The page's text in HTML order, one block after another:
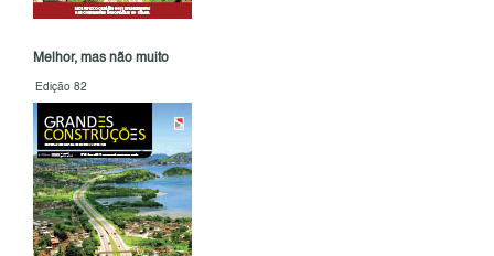
Melhor, mas não muito
Edição 82